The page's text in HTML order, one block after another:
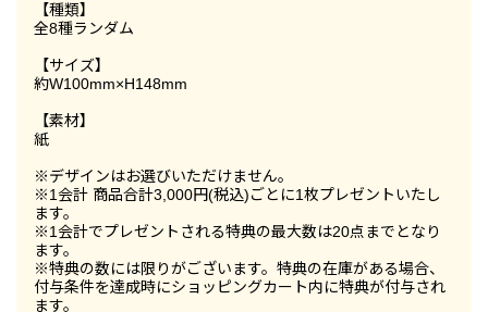
【種類】
全8種ランダム
【サイズ】
約W100mm×H148mm
【素材】
紙
※デザインはお選びいただけません。
※1会計 商品合計3,000円(税込)ごとに1枚プレゼントいたし
ます。
※1会計でプレゼントされる特典の最大数は20点までとなり
ます。
※特典の数には限りがございます。特典の在庫がある場合、
付与条件を達成時にショッピングカート内に特典が付与され
ます。